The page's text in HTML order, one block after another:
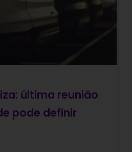
última reunião
pode definir